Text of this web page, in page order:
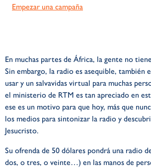
Empezar una campaña
En muchas partes de África, la gente no
Sin embargo, la radio es asequible, también
usar y un salvavidas virtual para muchas
el ministerio de RTM es tan apreciado en
ese es un motivo para que hoy, más que
los medios para sintonizar la radio y
Jesucristo.
Su ofrenda de 50 dólares pondrá una radio
dos, o tres, o veinte…) en las manos de